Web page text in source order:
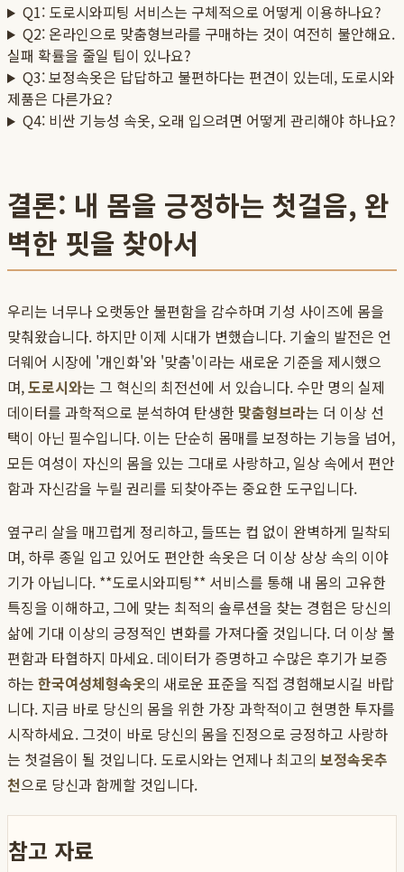
Q1: 도로시와피팅 서비스는 구체적으로 어떻게 이용하나요?
Q2: 온라인으로 맞춤형브라를 구매하는 것이 여전히 불안해요.
실패 확률을 줄일 팁이 있나요?
Q3: 보정속옷은 답답하고 불편하다는 편견이 있는데, 도로시와
제품은 다른가요?
Q4: 비싼 기능성 속옷, 오래 입으려면 어떻게 관리해야 하나요?
결론: 내 몸을 긍정하는 첫걸음, 완
벽한 핏을 찾아서
우리는 너무나 오랫동안 불편함을 감수하며 기성 사이즈에 몸을
맞춰왔습니다. 하지만 이제 시대가 변했습니다. 기술의 발전은 언
더웨어 시장에 '개인화'와 '맞춤'이라는 새로운 기준을 제시했으
며,도로시와는 그 혁신의 최전선에 서 있습니다. 수만 명의 실제
데이터를 과학적으로 분석하여 탄생한 맞춤형브라는 더 이상 선
택이 아닌 필수입니다. 이는 단순히 몸매를 보정하는 기능을 넘어,
모든 여성이 자신의 몸을 있는 그대로 사랑하고, 일상 속에서 편안
함과 자신감을 누릴 권리를 되찾아주는 중요한 도구입니다.
옆구리 살을 매끄럽게 정리하고, 들뜨는 컵 없이 완벽하게 밀착되
며, 하루 종일 입고 있어도 편안한 속옷은 더 이상 상상 속의 이야
기가 아닙니다. **도로시와피팅** 서비스를 통해 내 몸의 고유한
특징을 이해하고, 그에 맞는 최적의 솔루션을 찾는 경험은 당신의
삶에 기대 이상의 긍정적인 변화를 가져다줄 것입니다. 더 이상 불
편함과 타협하지 마세요. 데이터가 증명하고 수많은 후기가 보증
하는 한국여성체형속옷의 새로운 표준을 직접 경험해보시길 바랍
니다. 지금 바로 당신의 몸을 위한 가장 과학적이고 현명한 투자를
시작하세요. 그것이 바로 당신의 몸을 진정으로 긍정하고 사랑하
는 첫걸음이 될 것입니다. 도로시와는 언제나 최고의 보정속옷추
천으로 당신과 함께할 것입니다.
참고 자료